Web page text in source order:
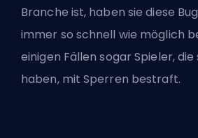
Branche ist, haben sie diese
immer so schnell wie möglich
einigen Fällen sogar Spieler,
haben, mit Sperren bestraft.